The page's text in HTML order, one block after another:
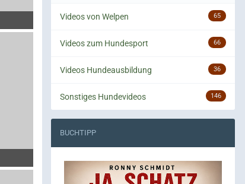
Videos von Welpen 65
Videos zum Hundesport 66
Videos Hundeausbildung 36
Sonstiges Hundevideos 146
BUCHTIPP